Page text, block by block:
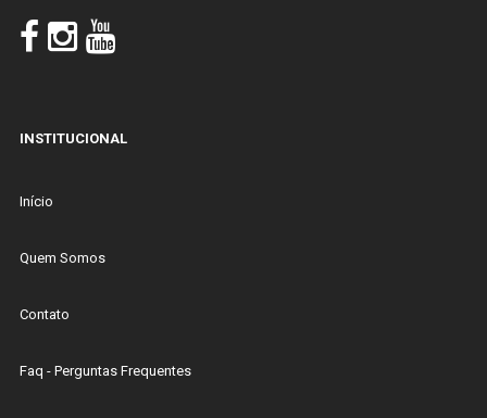
INSTITUCIONAL
Início
Quem Somos
Contato
Faq - Perguntas Frequentes